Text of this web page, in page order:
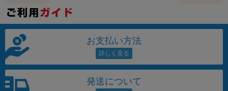
お支払い方法
発送について